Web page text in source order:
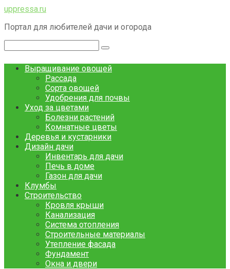
Перейти
контенту
uppressa.ru
Портал для любителей дачи и огорода
Выращивание овощей
Рассада
Сорта овощей
Удобрения для почвы
Уход за цветами
Болезни растений
Комнатные цветы
Деревья и кустарники
Дизайн дачи
Инвентарь для дачи
Печь в доме
Газон для дачи
Клумбы
Строительство
Кровля крыши
Канализация
Система отопления
Строительные материалы
Утепление фасада
Фундамент
Окна и двери